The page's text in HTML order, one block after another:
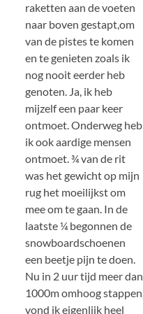
raketten aan de voeten
naar boven gestapt,om
van de pistes te komen
en te genieten zoals ik
nog nooit eerder heb
genoten. Ja, ik heb
mijzelf een paar keer
ontmoet. Onderweg heb
ik ook aardige mensen
ontmoet. ¾ van de rit
was het gewicht op mijn
rug het moeilijkst om
mee om te gaan. In de
laatste ¼ begonnen de
snowboardschoenen
een beetje pijn te doen.
Nu in 2 uur tijd meer dan
1000m omhoog stappen,
vond ik eigenlijk heel